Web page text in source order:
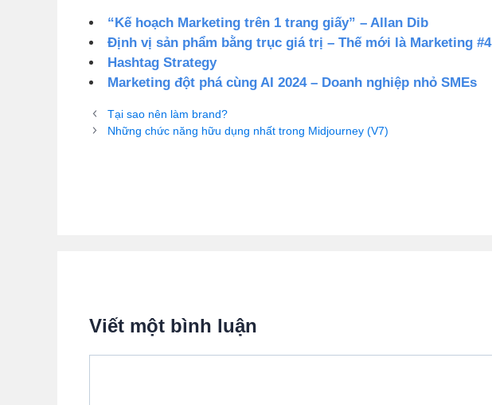
“Kế hoạch Marketing trên 1 trang giấy” – Allan Dib
Định vị sản phẩm bằng trục giá trị – Thế mới là Marketing #4
Hashtag Strategy
Marketing đột phá cùng AI 2024 – Doanh nghiệp nhỏ SMEs
Tại sao nên làm brand?
Những chức năng hữu dụng nhất trong Midjourney (V7)
Viết một bình luận